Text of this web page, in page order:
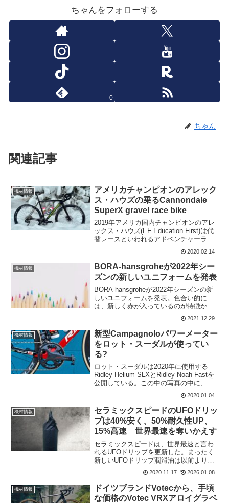
ちゃんをフォローする
0
ちゃん
関連記事
機材情報
アメリカチャンピオンのアレック
ス・ハウズの乗るCannondale
SuperX gravel race bike
2019年アメリカ国内チャンピオンのアレ
ックス・ハウズ(EF Education First)は代
替レースといわれるアドベンチャーライ
ドにも出場している。アレックス・ハウ
ズは、今年最初のアドベンチャーライド
のオールドマンウィンターラリーのグ...
2020.02.14
機材情報
BORA-hansgroheが2022年シー
ズンの新しいユニフォームを発表
BORA-hansgroheが2022年シーズンの新
しいユニフォームを発表。色合い的に
は、新しく赤が入っているのが特徴か
な。ジャージのデザインだけでなく、バ
イクやアクセサリーも2022年シーズンか
ら一新されている。公式サイトの情報に
よると、...
2021.12.29
機材情報
新型Campagnoloパワーメーター
をロット・スーダルが使ってい
る?
ロット・スーダルは2020年に使用する
Ridley Helium SLXとRidley Noah Fastを
公開している。この中の写真の中に、新
しいCampagnolo Super Recordパワーメ
ーターのプロトタイプが既に使われてい
る...
2020.01.04
機材情報
セラミックスピードのUFOドリッ
プは40%安く、50%耐久性UP、
15%高速 世界最速を奪いかえす
セラミックスピードは、世界最速と言わ
れるUFOドリップを更新した。まったく
新しいUFOドリップ潤滑油は以前より
40％安く、50％耐久性があり、15％高速
だと言う。検証結果では、他社との比較
データを公開しているが世界最速の座を
奪い返している。...
2020.11.17 2026.01.08
機材情報
ドイツブランドVotecから、手頃
な価格のVotec VRXアロイグラベ